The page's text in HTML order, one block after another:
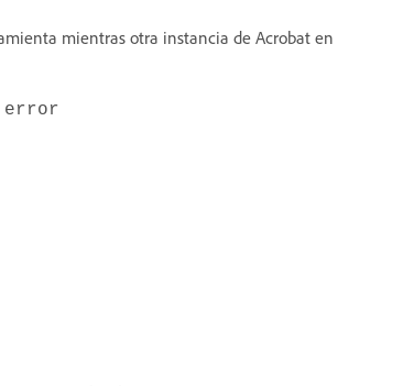
mientras otra instancia de Acrobat en
error